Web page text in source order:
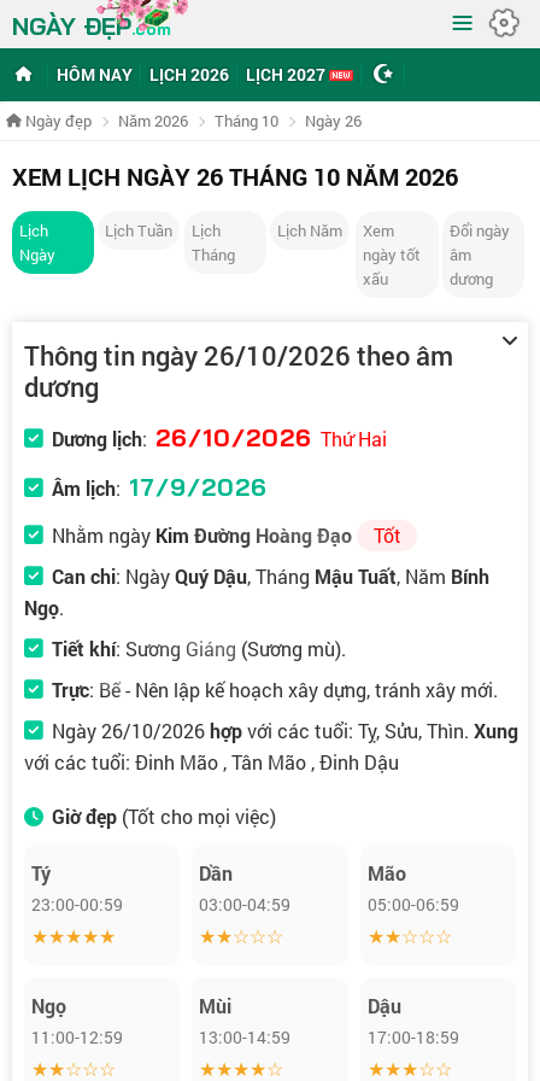
NGÀY ĐẸP.com ≡
HÔM NAY LỊCH 2026 LỊCH 2027
Ngày đẹp Năm 2026 Tháng 10 Ngày 26
XEM LỊCH NGÀY 26 THÁNG 10 NĂM 2026
Lịch
Ngày
Lịch Tuần
Lịch
Tháng
Lịch Năm
Xem
ngày tốt
xấu
Đổi ngày
âm
dương
Thông tin ngày 26/10/2026 theo âm
dương
Dương lịch: 26/10/2026 Thứ Hai
Âm lịch: 17/9/2026
Nhằm ngày Kim Đường Hoàng Đạo
Tốt
Can chi: NgàyQuý Dậu, Tháng Mậu Tuất, Năm Bính
Ngọ.
Tiết khí: Sương Giáng (Sương mù).
Trực: Bế- Nên lập kế hoạch xây dựng, tránh xây mới.
Ngày 26/10/2026hợpvới các tuổi: Tỵ, Sửu, Thìn. Xung
với các tuổi: Đinh Mão , Tân Mão , Đinh Dậu
Giờ đẹp (Tốt cho mọi việc)
Tý
23:00-00:59
★★★★★
Dần
03:00-04:59
★★☆☆☆
Mão
05:00-06:59
★★☆☆☆
Ngọ
11:00-12:59
★★☆☆☆
Mùi
13:00-14:59
★★★★☆
Dậu
17:00-18:59
★★★☆☆